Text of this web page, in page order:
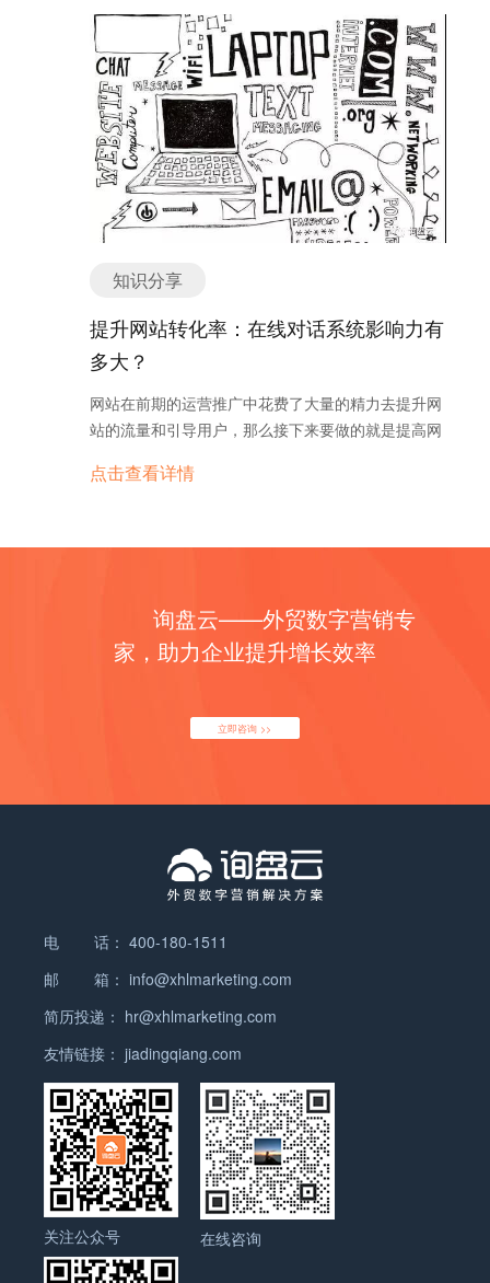
户发邮件，甚至是还没看到客户留言，结果可想而
知…… 既然在线聊天系统对企业转化率提升有如此明
显的效果，外贸企业怎能不花时间寻找一款最适合自
己企业的的聊天工具呢？ 然而，当前市场上并没有一
款专门针对外贸企业的聊天工具。在使用针对内贸企
业设计的聊天工具的过程中，企业面临着响应速度
慢、语言不通无法翻译、部署麻烦等问题，尤其是市
场上的聊天工具在和企业现有的CRM系统共同使用过
程中，出现了诸多兼容性方面的问题，聊天过程中的
高质量询盘也不能对营销端的推广优化提供建议。 询
盘云正是针对企业面临的这些问题，为外贸企业量身
定制开发的一款全网营销SaaS系统，内置强大的在
线聊天工具，同时集成了营销推广和CRM模块，帮助
外贸企业更好的留住客户，实现“流量——询盘”的转
化率提升。 相比于其它聊天工具，询盘云聊天系统有
以下六大优势： 1.海外云服务器 服务器架构在
户对话零延迟，不错过任意一个客户。据统计，客户
速度快 3.多语种适配 邀约窗口、聊天窗口多语种适
配，根据客户语言显示对应语种的界面，符合海外客
户特点，改善客户体验，提升转化率。 4.操作简便轻
松部署 访客端：访客无需安装任何软件或插件，只需
轻轻一点，就能够与客服人员进行即时交流，大大降
词，需哪些网站更感兴趣，对话更有针对性。 6.“流
量—询盘”全流程打通 打通营销推广、在线对话、询
盘转化、客户跟进等各环节数据，整合Google
数据等全流程营销数据，不断提升线上推广效率、客
服对话成功率、网站留言处理效率和询盘管理效率，
全面提升企业营销效果。询盘云，针对外贸场景的外
贸营销解决方案——帮助外贸企业以最小的成本迅速
获取有效流量，不错过任意一个客户。
做内容营销，必须以四个目标为本：鼓舞用户，娱乐
用户，教育用户，以及说服用户。而营销的最终目
的，就是要提高自己品牌的知名度，让用户产生购买
意向，形成有效的询盘。 询盘云系统针对外贸行业痛
点，打通流量-营销-销售的所有环节，为外贸企业提
供一站式外贸营销解决方案，全面打通Google
Adwords、Facebook帐号，无需翻墙，一站式广告
投放；支持多个账号绑定，营销内容一键群发；收件
箱消息同步更新，新消息实时提醒，操作简单零压
力。在实现精准流量获取的基础上，询盘云还能够科
学管理外贸客户，有效实现销售团队能力最大化，从
小孩这类用户基本信息，帮助你锁定目标客群，然后
将你的广告展示给他们。 然而有时候，基础定位匹配
并不一定准确，因为产品的最终使用者跟购买用户并
不是同一拨群体。比如40%的婴幼儿产品购买者并没
有孩子，而消费者却有可能是爷爷奶奶或是亲朋好
友。这时就需要高阶段的定位匹配功能。 这个功能不
再局限于基本信息，而是通过他们的搜索行为来判断
购买意向，如主动搜索产品的人群代表了他们强烈的
购买需求，而已经购买某类产品的人群往往可能还需
需要结婚礼服、喜糖、礼盒等等一系列婚礼必备商
准确的人群匹配，推广的广告已经顺利展示在潜力客
户眼前了，但是这不代表每个看了广告的人就会产生
计风格及加载速度，客服的服务态度等等。从流量点
开网站开始，每一环节都需特别注意，为用户提供最
优质的网站体验。 然而，有时候即使设计出了精美又
新注意你的产品，将他们再次吸引进你的网站。 当用
览视频、查看邮件，你都可以通过投放“再营销广
告”再次推送到他们眼前。 海外线上营销总结起来也
用工具匹配到最精确的目标客群并向他们展示广告，
询盘云是一款全力打造的专门针对外贸企业的营销管
统、数据分析和营销推广平台。针对外贸企业所面临
业务环节中的所有问题和痛点。 询盘云打通营销推
实现从流量到成交的闭环营销，营销数据轻松分析，
的流量和询盘转化率低？ 还在苦寻性价比高的海外聊
天和CRM系统？ 还在担心因翻墙切换IP导致广告账
户被封？ 还在发愁无法整合散落在各处的营销数据？
着各部门要数据，作为管理者，也省去了不少处理数
据的时间，更多的时间用于制定营销推广策略。而且
询盘云对接了Google的人工智能，免翻墙利用AI大数
据学习询盘数据，自动匹配精准流量，改善了营销推
广的效果。
我们的广告必须达到Google AdWords的最低广告评
级要求。 下面是一些可以帮助我们的广告获得顶部展
示资格的方法： 1、提高广告评级 考虑在关于我们业
务的广告中包含相关性更高的信息以提高预计点击
率，或者制作包含附加信息（如附加链接）的广告。
2、关注相关性 确保我们的关键字、广告和着陆页与
客户搜索的内容相关。如果我们的广告缺乏相关性，
它们可能会展示，但不会获得太多的点击，长此以
往，将导致广告效果不理想。 3、监控广告系列的效
广告客户也要出价竞争相同的关键字，我们就可以与
其一较高下。 4、出价保持竞争力 尽量将出价维持在
较高的水平，这样，如果有其他广告客户也要出价竞
争相同的关键字，我们就可以与其一较高下。 5、经
常检查帐户 现在经常做些微小的优化，也可能对未来
产生巨大的影响。 二、为什么我会收到目标地区以外
问者的点击，可能是由以下几个原因造成。另外，我
告针对于地理位置相关的搜索进行了展示 即某个客户
询与该区域相关，该客户也可能会看到我们的广告。
举例来说，如果我们为一家京味饭店做广告并将其定
位到北京，则位于广州的客户在搜索“北京烤鸭”时也
可能多寻找我们的商品或服务的客户。不过，如果我
广告定位到目标区域内的客户，则关键字中的所有地
理位置字词必须也在目标区域范围内。如果这些字词
就不会看到我们的广告。例如，如果我们的广告定位
到北京的客户，但客户搜索的是“天津烤鸭”或“武汉烤
国家/地区特定的区域中展示 当我们选择国家/地区级
的地理位置定位时，即使某些客户的IP地址不在我们
所定位的国家/地区范围内，但只要他们在与我们所定
位的国家/地区相对应的Google域（网站的网址（即
其互联网地址）中的核心部分。以网
址“www.google.com/adwords”为例，其域名
是“google.com”。）上进行搜索，就可能会看到我们
的广告。举例来说，假设我们将广告系列定位到中
国，则IP地址位于西班牙的客户在Google中国的域
Google.com.hk上进行搜索时，就可能会看到我们的
知识分享
提升网站转化率：在线对话系统影响力有
多大？
网站在前期的运营推广中花费了大量的精力去提升网
站的流量和引导用户，那么接下来要做的就是提高网
化率是指访问某一网站访客中，转化的访客占全部访
参加您网站活动的访客的行为，可以是您的潜在客户
转变为产品成交客户的行为。转化率是网站最终能否
盈利的核心，提升网站转化率比例是网站综合运营实
的网站如果只是一个静态的页面，客户来了仅仅是增
加了浏览量，并没有产生什么有价值的行为，那么无
聊天生成留言，不错过任何一个客户。 说到在线对话
系统，其实有比较重要的几点问题需要注意。 客服
耐心+话术辅助 首先就要说到在线对话系统的主要
就是要有耐心和责任心，两者缺一不可，客服人员的
态度是客户对你品牌认知的开始；而长期从事网络在
线客服的工作人员每天面对的是各行各业不同的人，
每个人的问题可能都不一样甚至是千奇百怪，也有可
能一个问题客服要每天回答上十遍上百遍，要求每次
回答都做到热情而不厌其烦，这本身就是对人的一种
考验；这时候往往需要话术的支持，所谓话术，就是
总结我们需要问到的客户信息或者客服经常被问到的
问题，然后写成固定的句子存在系统中，以便使用。
稳定性+安全性+灵敏性 在线对话系统是一种网页
即时通讯工具，它经常出现的问题是，网站访客点击
在线对话对话窗口，结果半天点不开，或者会出现网
站网页关闭或说网页无法显示等信息，这是在线对话
点击查看详情
询盘云——外贸数字营销专
家，助力企业提升增长效率
立即咨询 >>
电 话： 400-180-1511
邮 箱： info@xhlmarketing.com
简历投递： hr@xhlmarketing.com
友情链接： jiadingqiang.com
关注公众号 在线咨询